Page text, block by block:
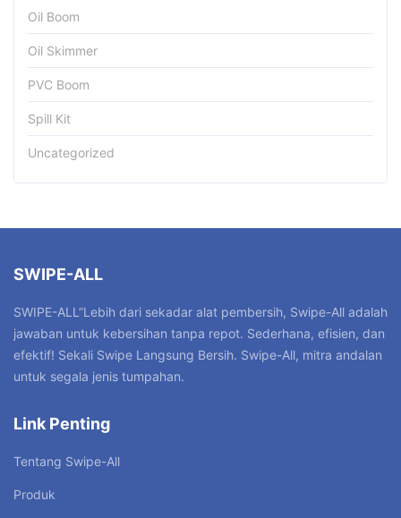
Oil Boom
Oil Skimmer
PVC Boom
Spill Kit
Uncategorized
SWIPE-ALL
SWIPE-ALL”Lebih dari sekadar alat pembersih, Swipe-All adalah
jawaban untuk kebersihan tanpa repot. Sederhana, efisien, dan
efektif! Sekali Swipe Langsung Bersih. Swipe-All, mitra andalan
untuk segala jenis tumpahan.
Link Penting
Tentang Swipe-All
Produk